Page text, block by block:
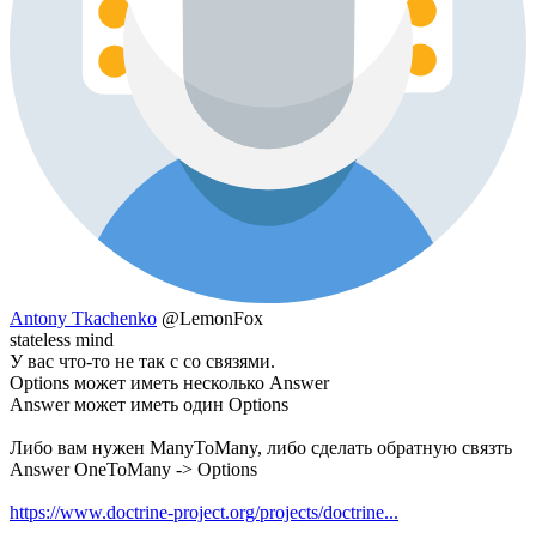
Antony Tkachenko @LemonFox
stateless mind
У вас что-то не так с со связями.
Options может иметь несколько Answer
Answer может иметь один Options
Либо вам нужен ManyToMany, либо сделать обратную связть
Answer OneToMany -> Options
https://www.doctrine-project.org/projects/doctrine...